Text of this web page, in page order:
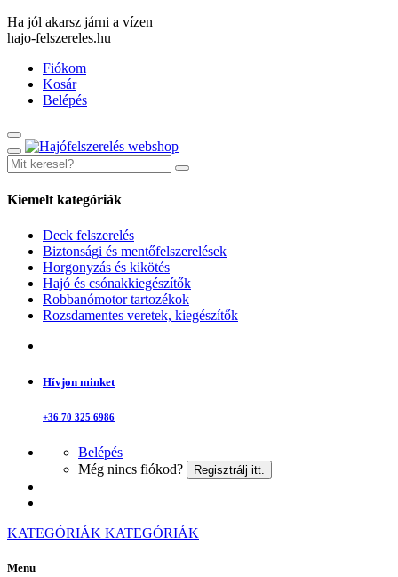
Ha jól akarsz járni a vízen
hajo-felszereles.hu
Fiókom
Kosár
Belépés
Kiemelt kategóriák
Deck felszerelés
Biztonsági és mentőfelszerelések
Horgonyzás és kikötés
Hajó és csónakkiegészítők
Robbanómotor tartozékok
Rozsdamentes veretek, kiegészítők
Hívjon minket
+36 70 325 6986
Belépés
Még nincs fiókod?
Regisztrálj itt.
KATEGÓRIÁK KATEGÓRIÁK
Menu